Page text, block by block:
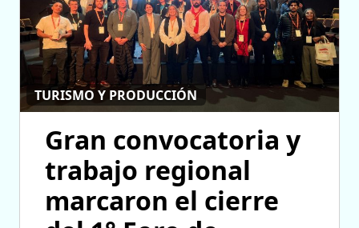
TURISMO Y PRODUCCIÓN
Gran convocatoria y
trabajo regional
marcaron el cierre